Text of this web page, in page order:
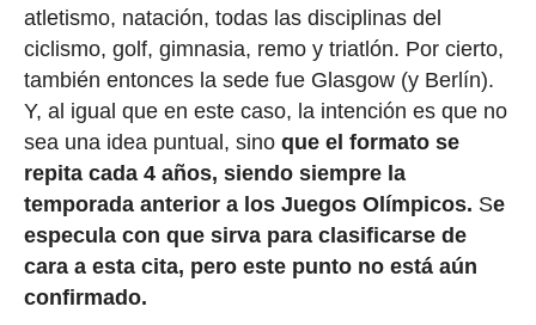
atletismo, natación, todas las disciplinas del
ciclismo, golf, gimnasia, remo y triatlón. Por cierto,
también entonces la sede fue Glasgow (y Berlín).
Y, al igual que en este caso, la intención es que no
sea una idea puntual, sino que el formato se
repita cada 4 años, siendo siempre la
temporada anterior a los Juegos Olímpicos. Se
especula con que sirva para clasificarse de
cara a esta cita, pero este punto no está aún
confirmado.